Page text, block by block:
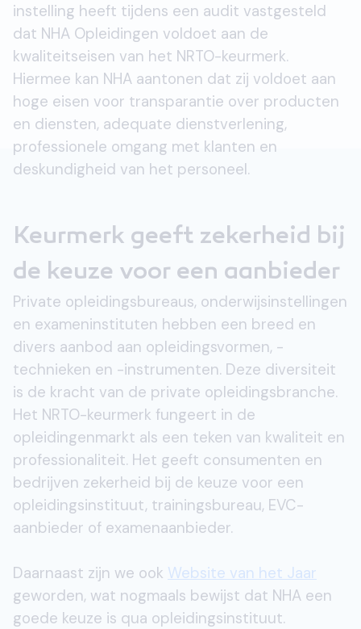
instelling heeft tijdens een audit vastgesteld
dat NHA Opleidingen voldoet aan de
kwaliteitseisen van het NRTO-keurmerk.
Hiermee kan NHA aantonen dat zij voldoet aan
hoge eisen voor transparantie over producten
en diensten, adequate dienstverlening,
professionele omgang met klanten en
deskundigheid van het personeel.
Keurmerk geeft zekerheid bij
de keuze voor een aanbieder
Private opleidingsbureaus, onderwijsinstellingen
en exameninstituten hebben een breed en
divers aanbod aan opleidingsvormen, -
technieken en -instrumenten. Deze diversiteit
is de kracht van de private opleidingsbranche.
Het NRTO-keurmerk fungeert in de
opleidingenmarkt als een teken van kwaliteit en
professionaliteit. Het geeft consumenten en
bedrijven zekerheid bij de keuze voor een
opleidingsinstituut, trainingsbureau, EVC-
aanbieder of examenaanbieder.
Daarnaast zijn we ook Website van het Jaar
geworden, wat nogmaals bewijst dat NHA een
goede keuze is qua opleidingsinstituut.